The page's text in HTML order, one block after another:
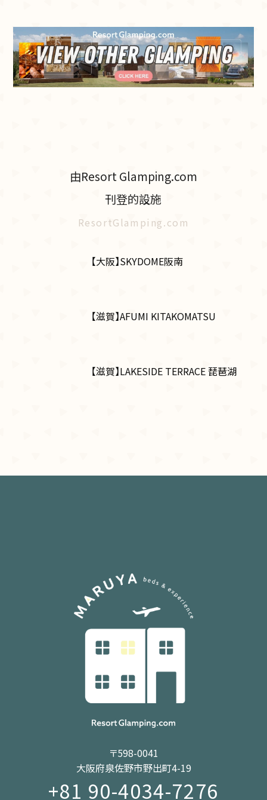
由Resort Glamping.com
刊登的設施
ResortGlamping.com
【大阪】SKYDOME阪南
【滋賀】AFUMI KITAKOMATSU
【滋賀】LAKESIDE TERRACE 琵琶湖
〒598-0041
大阪府泉佐野市野出町4-19
+81 90-4034-7276